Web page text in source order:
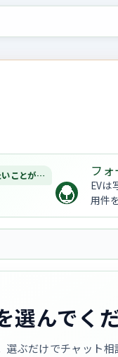
いことが…
フ
EVは
用件
選んでく
ぶだけでチャット